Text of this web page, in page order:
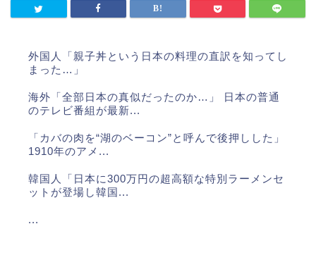
外国人「親子丼という日本の料理の直訳を知ってし
まった…」
海外「全部日本の真似だったのか…」 日本の普通
のテレビ番組が最新...
「カバの肉を“湖のベーコン”と呼んで後押しした」
1910年のアメ...
韓国人「日本に300万円の超高額な特別ラーメンセ
ットが登場し韓国...
...